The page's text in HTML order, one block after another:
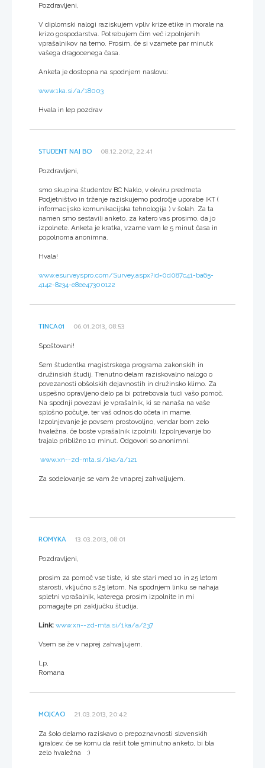
Pozdravljeni,
V diplomski nalogi raziskujem vpliv krize etike in morale na
krizo gospodarstva. Potrebujem čim več izpolnjenih
vprašalnikov na temo. Prosim, če si vzamete par minutk
vašega dragocenega časa.
Anketa je dostopna na spodnjem naslovu:
www.1ka.si/a/18003
Hvala in lep pozdrav
STUDENT NAJ BO 08.12.2012, 22:41
Pozdravljeni,
smo skupina študentov BC Naklo, v okviru predmeta
Podjetništvo in trženje raziskujemo področje uporabe IKT (
informacijsko komunikacijska tehnologija ) v šolah. Za ta
namen smo sestavili anketo, za katero vas prosimo, da jo
izpolnete. Anketa je kratka, vzame vam le 5 minut časa in
popolnoma anonimna.
Hvala!
www.esurveyspro.com/Survey.aspx?id=0d087c41-ba65-
4142-8234-e8ee47300122
TINCA01 06.01.2013, 08:53
Spoštovani!
Sem študentka magistrskega programa zakonskih in
družinskih študij. Trenutno delam raziskovalno nalogo o
povezanosti obšolskih dejavnostih in družinsko klimo. Za
uspešno opravljeno delo pa bi potrebovala tudi vašo pomoč.
Na spodnji povezavi je vprašalnik, ki se nanaša na vaše
splošno počutje, ter vaš odnos do očeta in mame.
Izpolnjevanje je povsem prostovoljno, vendar bom zelo
hvaležna, če boste vprašalnik izpolnili. Izpolnjevanje bo
trajalo približno 10 minut. Odgovori so anonimni.
www.xn--zd-mta.si/1ka/a/121
Za sodelovanje se vam že vnaprej zahvaljujem.
ROMYKA 13.03.2013, 08:01
Pozdravljeni,
prosim za pomoč vse tiste, ki ste stari med 10 in 25 letom
starosti, vključno s 25 letom. Na spodnjem linku se nahaja
spletni vprašalnik, katerega prosim izpolnite in mi
pomagajte pri zaključku študija.
Link: www.xn--zd-mta.si/1ka/a/237
Vsem se že v naprej zahvaljujem.
Lp,
Romana
MOJCAO 21.03.2013, 20:42
Za šolo delamo raziskavo o prepoznavnosti slovenskih
igralcev, če se komu da rešit tole 5minutno anketo, bi bla
zelo hvaležna :)